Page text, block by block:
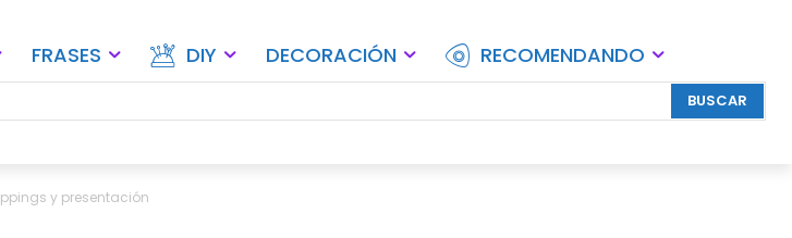
FRASES DIY DECORACIÓN RECOMENDANDO
BUSCAR
y presentación